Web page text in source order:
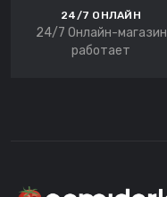
24/7 ОНЛАЙН
24/7 Онлайн-магазин
работает